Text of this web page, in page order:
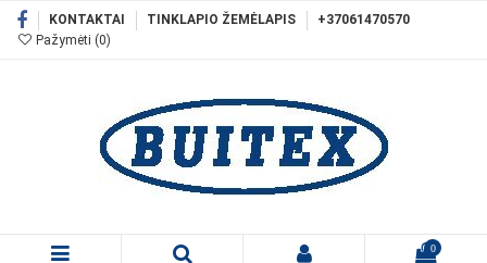
KONTAKTAI TINKLAPIO ŽEMĖLAPIS
+37061470570
Pažymėti (0)
0